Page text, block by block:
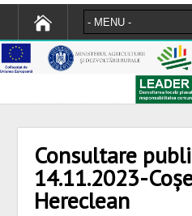
Consultare
14.11.2023-
Hereclean